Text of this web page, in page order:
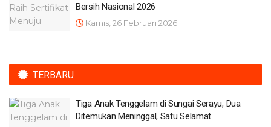
Bersih Nasional 2026
Kamis, 26 Februari 2026
TERBARU
Tiga Anak Tenggelam di Sungai Serayu, Dua
Ditemukan Meninggal, Satu Selamat